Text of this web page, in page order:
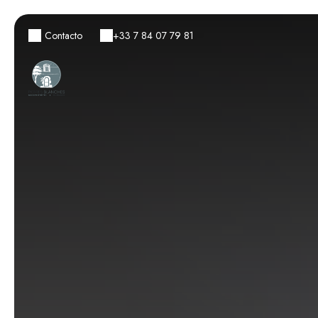
Contacto +33 7 84 07 79 81